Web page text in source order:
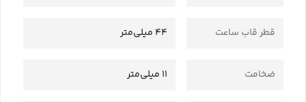
قطر قاب ساعت 44 میلی‌متر
ضخامت 11 میلی‌متر